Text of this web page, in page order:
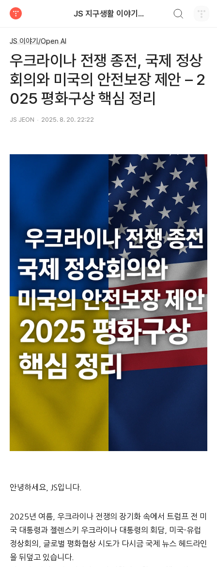
JS 지구생활 이야기...
JS 이야기/Open AI
우크라이나 전쟁 종전, 국제 정상
회의와 미국의 안전보장 제안 – 2
025 평화구상 핵심 정리
JS JEON 2025. 8. 20. 22:22
안녕하세요, JS입니다.
2025년 여름, 우크라이나 전쟁의 장기화 속에서 트럼프 전 미
국 대통령과 젤렌스키 우크라이나 대통령의 회담, 미국-유럽
정상회의, 글로벌 평화협상 시도가 다시금 국제 뉴스 헤드라인
을 뒤덮고 있습니다.